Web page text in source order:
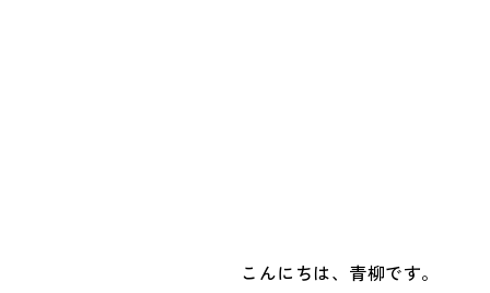
こんにちは、青柳です。